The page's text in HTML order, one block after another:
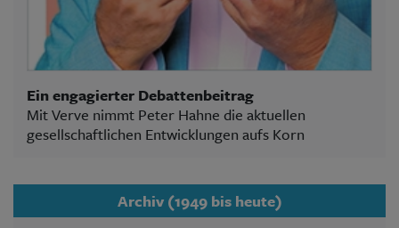
Ein engagierter Debattenbeitrag
Mit Verve nimmt Peter Hahne die aktuellen
gesellschaftlichen Entwicklungen aufs Korn
Archiv (1949 bis heute)